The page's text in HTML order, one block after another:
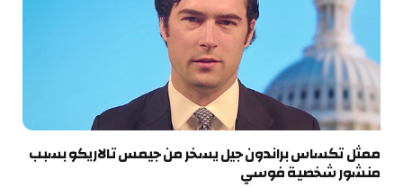
ممثل تكساس براندون جيل يسخر من جيمس تالاريكو بسبب
منشور شخصية فوسي